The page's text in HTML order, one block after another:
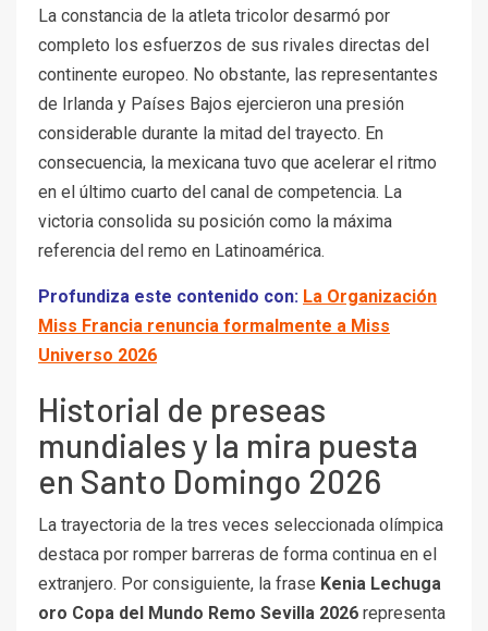
La constancia de la atleta tricolor desarmó por
completo los esfuerzos de sus rivales directas del
continente europeo. No obstante, las representantes
de Irlanda y Países Bajos ejercieron una presión
considerable durante la mitad del trayecto. En
consecuencia, la mexicana tuvo que acelerar el ritmo
en el último cuarto del canal de competencia. La
victoria consolida su posición como la máxima
referencia del remo en Latinoamérica.
Profundiza este contenido con: La Organización
Miss Francia renuncia formalmente a Miss
Universo 2026
Historial de preseas
mundiales y la mira puesta
en Santo Domingo 2026
La trayectoria de la tres veces seleccionada olímpica
destaca por romper barreras de forma continua en el
extranjero. Por consiguiente, la frase Kenia Lechuga
oro Copa del Mundo Remo Sevilla 2026 representa